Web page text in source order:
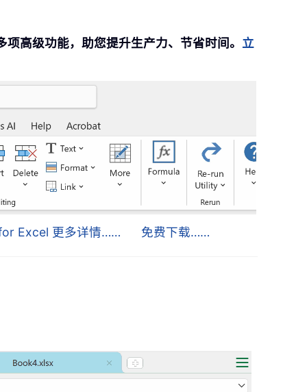
高级功能，助您提升生产力、节省时间。 立
Excel 更多详情…… 免费下载……